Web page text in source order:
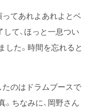
てあれよあれよとベ
て、ほっと一息つい
した。時間を忘れると
たのはドラムブースで
ちなみに、岡野さん